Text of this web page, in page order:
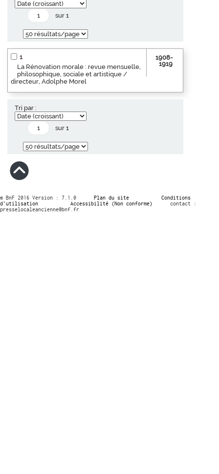
sur 1
1
La Rénovation morale : revue mensuelle,
philosophique, sociale et artistique /
directeur, Adolphe Morel
1908-
1919
Tri par :
sur 1
© BnF 2016 Version : 7.1.0 Plan du site
Conditions
d’utilisation
Accessibilité (Non conforme)
contact :
presselocaleancienne@bnf.fr